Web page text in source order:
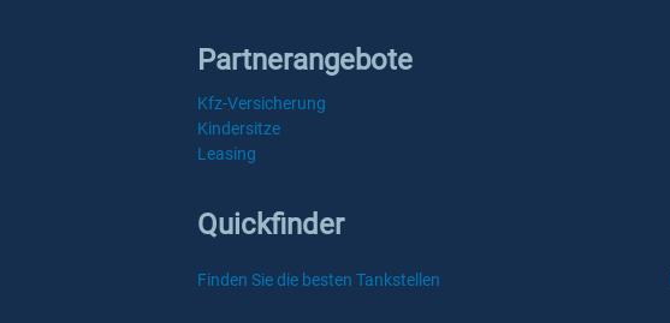
Partnerangebote
Kfz-Versicherung
Kindersitze
Leasing
Quickfinder
Finden Sie die besten Tankstellen